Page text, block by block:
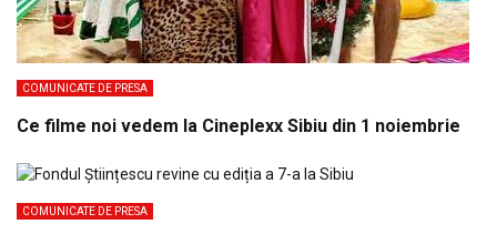
COMUNICATE DE PRESA
Ce filme noi vedem la Cineplexx Sibiu din 1 noiembrie
COMUNICATE DE PRESA